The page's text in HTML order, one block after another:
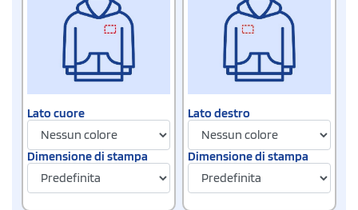
Lato cuore
Dimensione di stampa
Lato destro
Dimensione di stampa